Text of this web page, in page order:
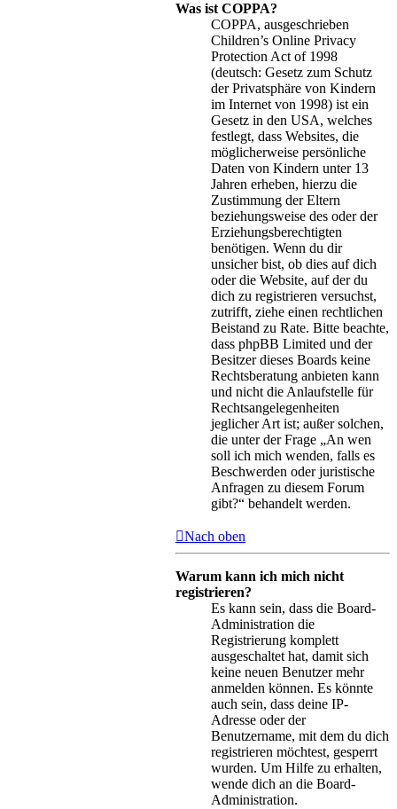
Was ist COPPA?
COPPA, ausgeschrieben
Children’s Online Privacy
Protection Act of 1998
(deutsch: Gesetz zum Schutz
der Privatsphäre von Kindern
im Internet von 1998) ist ein
Gesetz in den USA, welches
festlegt, dass Websites, die
möglicherweise persönliche
Daten von Kindern unter 13
Jahren erheben, hierzu die
Zustimmung der Eltern
beziehungsweise des oder der
Erziehungsberechtigten
benötigen. Wenn du dir
unsicher bist, ob dies auf dich
oder die Website, auf der du
dich zu registrieren versuchst,
zutrifft, ziehe einen rechtlichen
Beistand zu Rate. Bitte beachte,
dass phpBB Limited und der
Besitzer dieses Boards keine
Rechtsberatung anbieten kann
und nicht die Anlaufstelle für
Rechtsangelegenheiten
jeglicher Art ist; außer solchen,
die unter der Frage „An wen
soll ich mich wenden, falls es
Beschwerden oder juristische
Anfragen zu diesem Forum
gibt?“ behandelt werden.
Nach oben
Warum kann ich mich nicht
registrieren?
Es kann sein, dass die Board-
Administration die
Registrierung komplett
ausgeschaltet hat, damit sich
keine neuen Benutzer mehr
anmelden können. Es könnte
auch sein, dass deine IP-
Adresse oder der
Benutzername, mit dem du dich
registrieren möchtest, gesperrt
wurden. Um Hilfe zu erhalten,
wende dich an die Board-
Administration.